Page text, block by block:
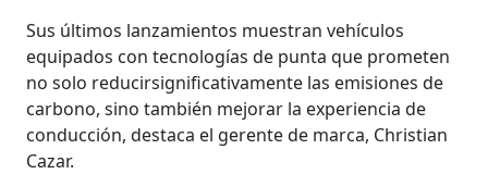
Sus últimos lanzamientos muestran vehículos
equipados con tecnologías de punta que prometen
no solo reducirsignificativamente las emisiones de
carbono, sino también mejorar la experiencia de
conducción, destaca el gerente de marca, Christian
Cazar.